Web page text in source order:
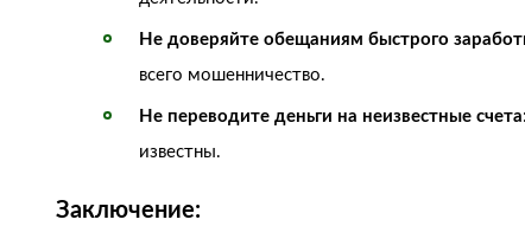
Не доверяйте обещаниям быстрого
всего мошенничество.
Не переводите деньги на неизвестные счета
известны.
Заключение: